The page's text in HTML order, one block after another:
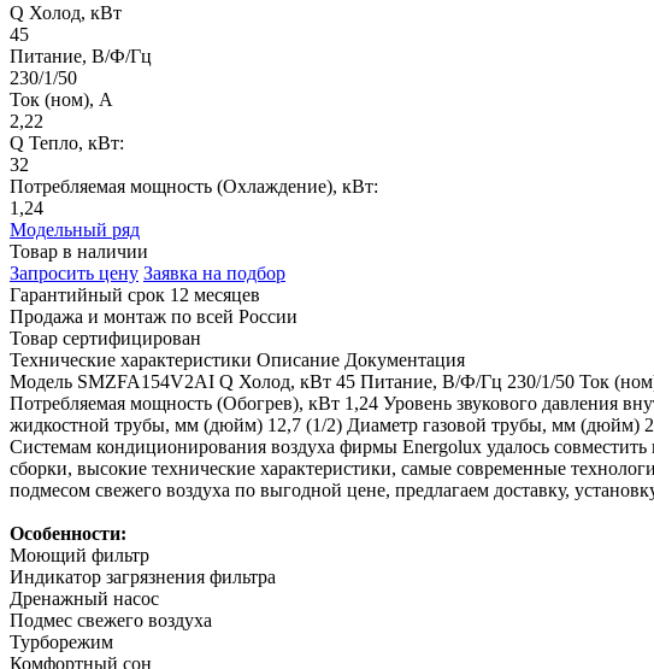
Q Холод, кВт
45
Питание, В/Ф/Гц
230/1/50
Ток (ном), А
2,22
Q Тепло, кВт:
32
Потребляемая мощность (Охлаждение), кВт:
1,24
Модельный ряд
Товар в наличии
Запросить цену Заявка на подбор
Гарантийный срок 12 месяцев
Продажа и монтаж по всей России
Товар сертифицирован
Технические характеристики Описание Документация
Модель SMZFA154V2AI Q Холод, кВт 45 Питание, В/Ф/Гц 230/1/50 Ток
Потребляемая мощность (Обогрев), кВт 1,24 Уровень звукового давления
жидкостной трубы, мм (дюйм) 12,7 (1/2) Диаметр газовой трубы, мм (дюйм)
Системам кондиционирования воздуха фирмы Energolux удалось
сборки, высокие технические характеристики, самые современные
подмесом свежего воздуха по выгодной цене, предлагаем доставку,
Особенности:
Моющий фильтр
Индикатор загрязнения фильтра
Дренажный насос
Подмес свежего воздуха
Турборежим
Комфортный сон